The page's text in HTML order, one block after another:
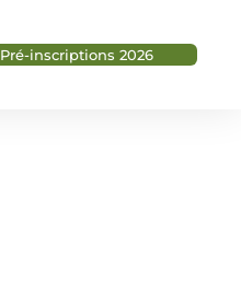
Pré-inscriptions 2026